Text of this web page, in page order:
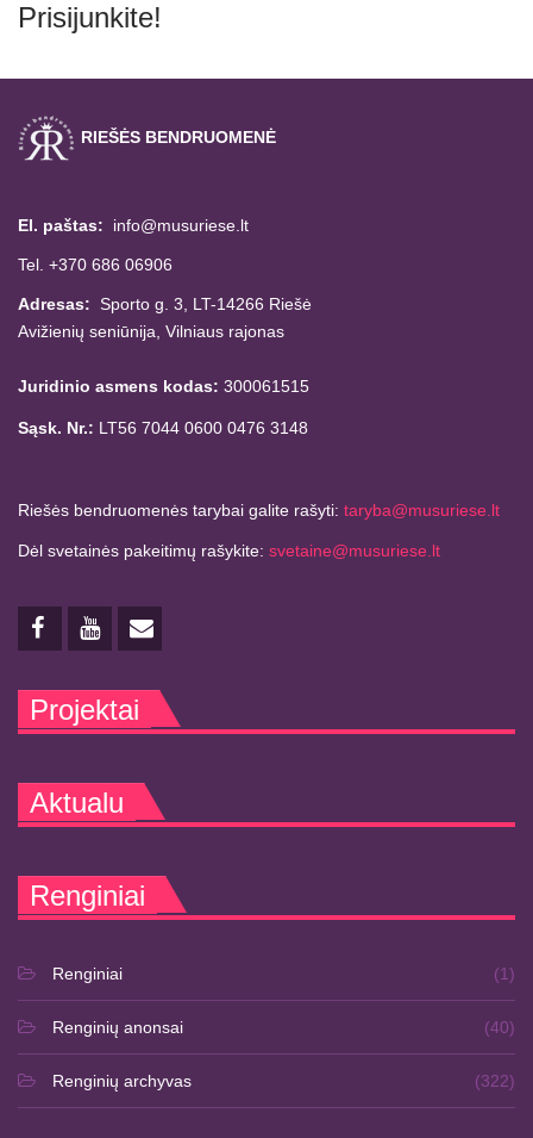
Prisijunkite!
RIEŠĖS BENDRUOMENĖ
El. paštas: info@musuriese.lt
Tel. +370 686 06906
Adresas: Sporto g. 3, LT-14266 Riešė
Avižienių seniūnija, Vilniaus rajonas
Juridinio asmens kodas: 300061515
Sąsk. Nr.: LT56 7044 0600 0476 3148
Riešės bendruomenės tarybai galite rašyti: taryba@musuriese.lt
Dėl svetainės pakeitimų rašykite: svetaine@musuriese.lt
Projektai
Aktualu
Renginiai
Renginiai (1)
Renginių anonsai (40)
Renginių archyvas (322)